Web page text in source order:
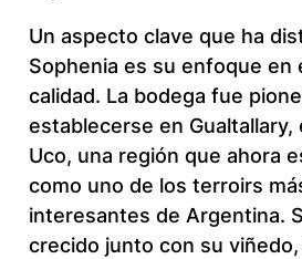
Un aspecto clave que ha
Sophenia es su enfoque en
calidad. La bodega fue
establecerse en Gualtallary,
Uco, una región que ahora
como uno de los terroirs
interesantes de Argentina.
crecido junto con su